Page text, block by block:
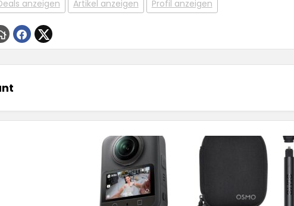
anzeigen Artikel anzeigen Profil anzeigen